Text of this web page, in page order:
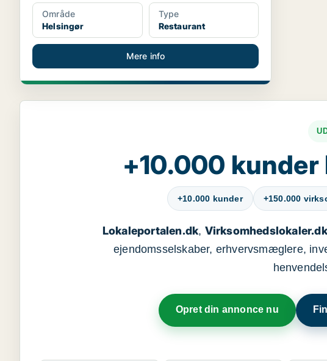
Område
Helsingør
Type
Restaurant
Mere info
+10.000
+10.000 kunder +150.000
Lokaleportalen.dk, Virksomhedslokaler.dk
ejendomsselskaber, erhvervsmæglere,
Opret din annonce nu